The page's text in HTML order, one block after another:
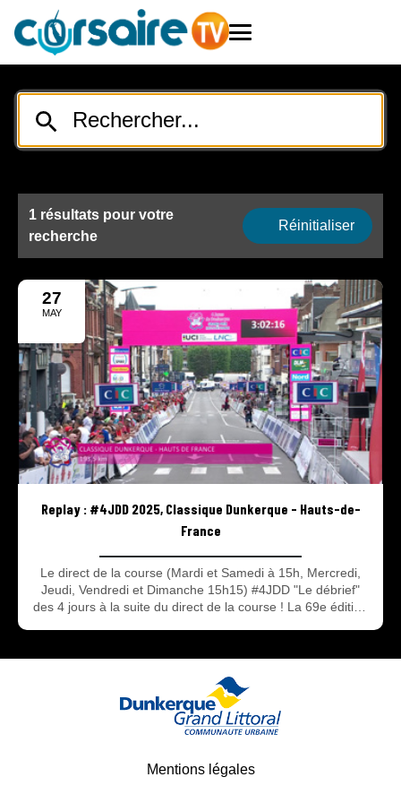
1 résultats pour votre
recherche
Réinitialiser
27
MAY
Replay : #4JDD 2025, Classique Dunkerque - Hauts-de-
France
Le direct de la course (Mardi et Samedi à 15h, Mercredi,
Jeudi, Vendredi et Dimanche 15h15) #4JDD "Le débrief"
des 4 jours à la suite du direct de la course ! La 69e édition
Le direct de la course avec les 90 dernières minutes de
chaque étape et #4JDD l’émission du débrief de la course
après le direct ! Tout savoir sur les 4 jours du 13 au 18 Mai
2025.
Mentions légales